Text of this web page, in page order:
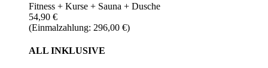
Fitness + Kurse + Sauna + Dusche
54,90 €
(Einmalzahlung: 296,00 €)
ALL INKLUSIVE